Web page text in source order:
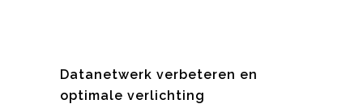
Datanetwerk verbeteren en
optimale verlichting